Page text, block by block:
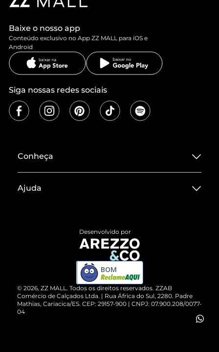
Baixe o nosso app
Conteúdo exclusivo no App ZZ MALL para iOS e
Android
Siga nossas redes sociais
Conheça
Termos de Uso
ZZ MALL é confiável
Cartão Presente
Vendas Corporativas
Ajuda
Devolução do Produto
Compre pelo WhatsApp
© 2026, ZZ MALL. Todos os direitos reservados. ZZAB
Comércio de Calçados Ltda. | Rua África do Sul, 2280. Padre
Mathias, Cariacica/ES. CEP: 29157-900 | CNPJ: 07.900.208/0077-
04
Desenvolvido por
BOM